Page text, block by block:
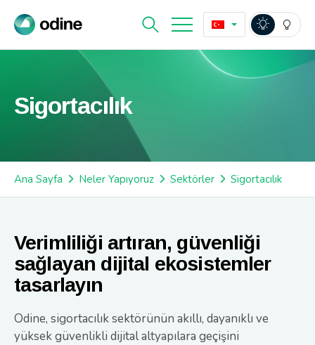
Sigortacılık
Ana Sayfa Neler Yapıyoruz Sektörler Sigortacılık
Verimliliği artıran, güvenliği
sağlayan dijital ekosistemler
tasarlayın
Odine, sigortacılık sektörünün akıllı, dayanıklı ve
yüksek güvenlikli dijital altyapılara geçişini